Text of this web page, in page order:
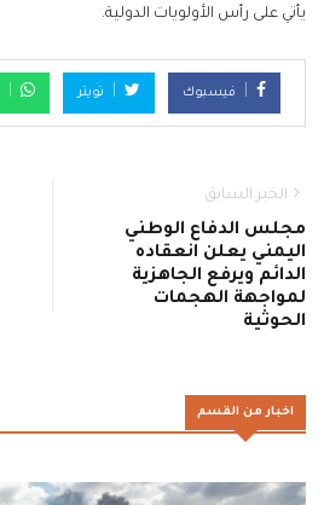
يأتي على رأس الأولويات الدولية.
فيسبوك تويتر
الخبر السابق
مجلس الدفاع الوطني
اليمني يعلن انعقاده
الدائم ويرفع الجاهزية
لمواجهة الهجمات
الحوثية
اخبار من القسم